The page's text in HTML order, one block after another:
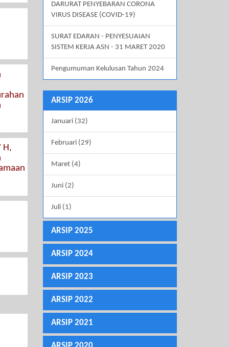
H,
DARURAT PENYEBARAN CORONA
VIRUS DISEASE (COVID-19)
SURAT EDARAN - PENYESUAIAN
SISTEM KERJA ASN - 31 MARET 2020
Pengumuman Kelulusan Tahun 2024
ARSIP 2026
Januari (32)
Februari (29)
Maret (4)
Juni (2)
Juli (1)
ARSIP 2025
ARSIP 2024
ARSIP 2023
ARSIP 2022
ARSIP 2021